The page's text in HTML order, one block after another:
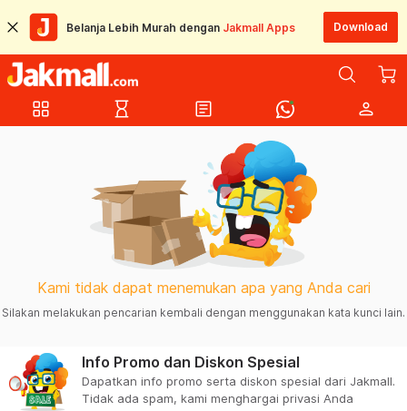
Belanja Lebih Murah dengan Jakmall Apps Download
grid_view hourglass_empty article person
Kami tidak dapat menemukan apa yang Anda cari
Silakan melakukan pencarian kembali dengan menggunakan kata kunci lain.
Info Promo dan Diskon Spesial
Dapatkan info promo serta diskon spesial dari Jakmall.
Tidak ada spam, kami menghargai privasi Anda